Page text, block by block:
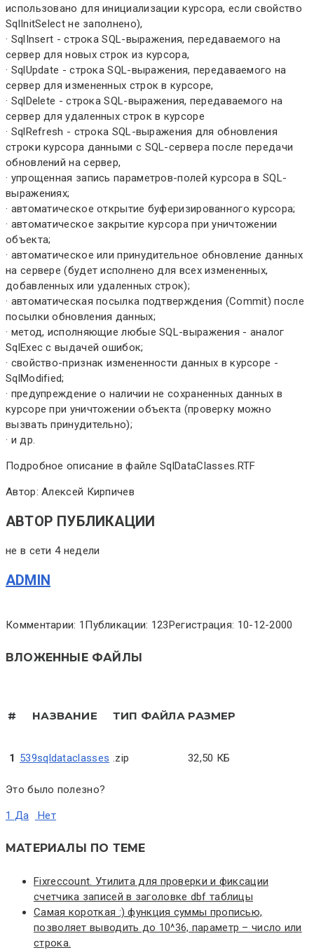
использовано для инициализации курсора, если свойство
SqlInitSelect не заполнено),
· SqlInsert - строка SQL-выражения, передаваемого на
сервер для новых строк из курсора,
· SqlUpdate - строка SQL-выражения, передаваемого на
сервер для измененных строк в курсоре,
· SqlDelete - строка SQL-выражения, передаваемого на
сервер для удаленных строк в курсоре
· SqlRefresh - строка SQL-выражения для обновления
строки курсора данными с SQL-сервера после передачи
обновлений на сервер,
· упрощенная запись параметров-полей курсора в SQL-
выражениях;
· автоматическое открытие буферизированного курсора;
· автоматическое закрытие курсора при уничтожении
объекта;
· автоматическое или принудительное обновление данных
на сервере (будет исполнено для всех измененных,
добавленных или удаленных строк);
· автоматическая посылка подтверждения (Commit) после
посылки обновления данных;
· метод, исполняющие любые SQL-выражения - аналог
SqlExec с выдачей ошибок;
· свойство-признак измененности данных в курсоре -
SqlModified;
· предупреждение о наличии не сохраненных данных в
курсоре при уничтожении объекта (проверку можно
вызвать принудительно);
· и др.
Подробное описание в файле SqlDataClasses.RTF
Автор: Алексей Кирпичев
АВТОР ПУБЛИКАЦИИ
не в сети 4 недели
ADMIN
Комментарии: 1 Публикации: 123Регистрация: 10-12-2000
ВЛОЖЕННЫЕ ФАЙЛЫ
# НАЗВАНИЕ ТИП ФАЙЛА РАЗМЕР
1 539sqldataclasses .zip 32,50 КБ
Это было полезно?
1 Да Нет
МАТЕРИАЛЫ ПО ТЕМЕ
Fixreccount. Утилита для проверки и фиксации
счетчика записей в заголовке dbf таблицы
Самая короткая :) функция суммы прописью,
позволяет выводить до 10^36, параметр – число или
строка.